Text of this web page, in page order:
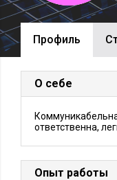
Профиль
О себе
ответственна,
Опыт работы